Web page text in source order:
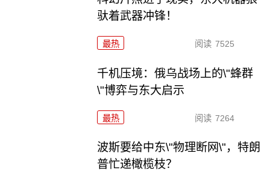
驮着武器冲锋！
最热 阅读 7525
千机压境：俄乌战场上的\"蜂群
\"博弈与东大启示
最热 阅读 7264
波斯要给中东\"物理断网\"，特朗
普忙递橄榄枝？